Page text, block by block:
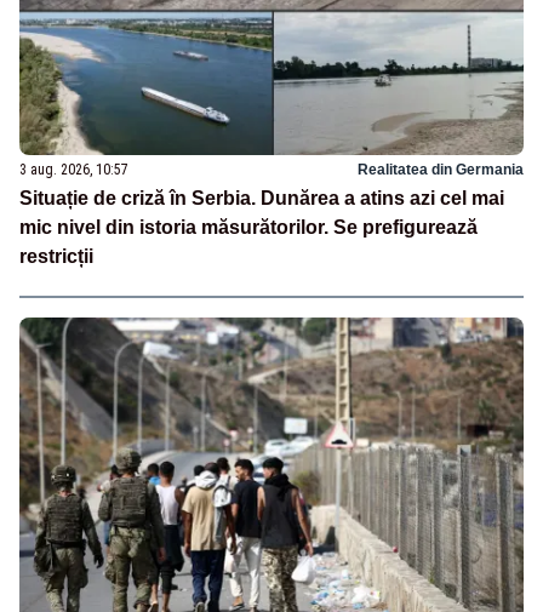
3 aug. 2026, 10:57 Realitatea din Germania
Situație de criză în Serbia. Dunărea a atins azi cel mai
mic nivel din istoria măsurătorilor. Se prefigurează
restricții